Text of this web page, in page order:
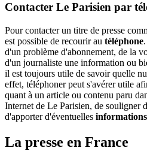
Contacter Le Parisien par
Pour contacter un titre de presse
est possible de recourir au téléphone
d'un problème d'abonnement, de la
d'un journaliste une information ou
il est toujours utile de savoir quelle
effet, téléphoner peut s'avérer utile
quant à un article ou contenu paru
Internet de Le Parisien, de souligner
d'apporter d'éventuelles
La presse en France